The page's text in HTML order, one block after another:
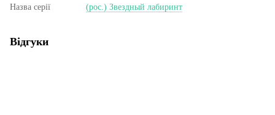
Назва серії
(рос.) Звездный лабиринт
Відгуки